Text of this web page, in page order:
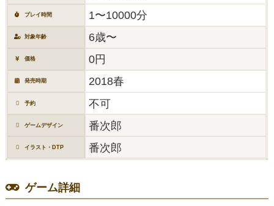
プレイ時間 1〜10000分
対象年齢 6歳〜
価格 0円
発売時期 2018春
予約 不可
ゲームデザイン 番次郎
イラスト・DTP 番次郎
ゲーム詳細